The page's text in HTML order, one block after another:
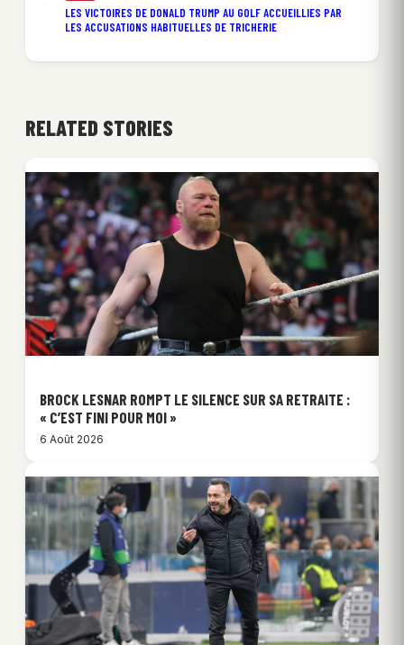
LES VICTOIRES DE DONALD TRUMP AU GOLF ACCUEILLIES PAR
LES ACCUSATIONS HABITUELLES DE TRICHERIE
RELATED STORIES
BROCK LESNAR ROMPT LE SILENCE SUR SA RETRAITE :
« C’EST FINI POUR MOI »
6 Août 2026